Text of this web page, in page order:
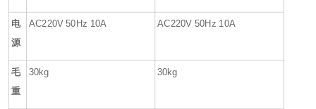
电
源
AC220V 50Hz 10A AC220V 50Hz 10A
毛
重
30kg 30kg